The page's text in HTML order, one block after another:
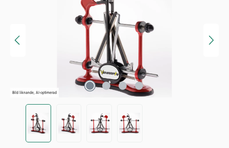
Bild liknande, AI-optimerad